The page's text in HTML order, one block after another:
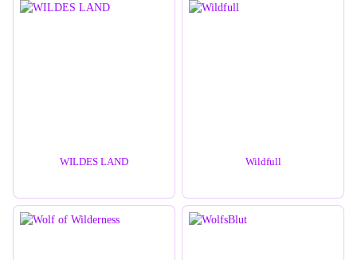
WILDES LAND Wildfull